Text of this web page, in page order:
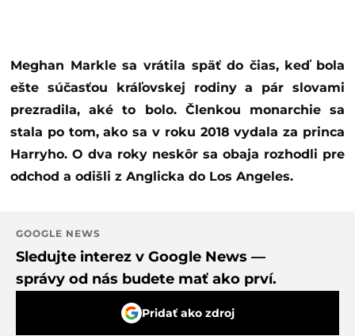
Meghan Markle sa vrátila späť do čias, keď bola
ešte súčasťou kráľovskej rodiny a pár slovami
prezradila, aké to bolo. Členkou monarchie sa
stala po tom, ako sa v roku 2018 vydala za princa
Harryho. O dva roky neskôr sa obaja rozhodli pre
odchod a odišli z Anglicka do Los Angeles.
GOOGLE NEWS
Sledujte interez v Google News —
správy od nás budete mať ako prví.
Pridať ako zdroj